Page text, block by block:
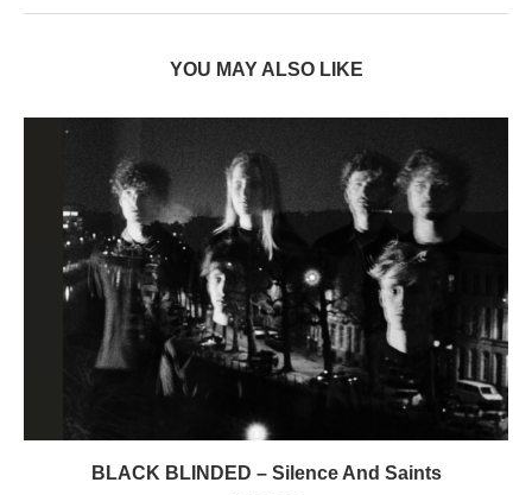
YOU MAY ALSO LIKE
BLACK BLINDED – Silence And Saints